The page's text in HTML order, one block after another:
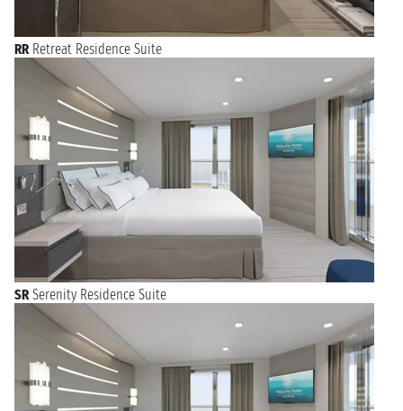
RR Retreat Residence Suite
SR Serenity Residence Suite